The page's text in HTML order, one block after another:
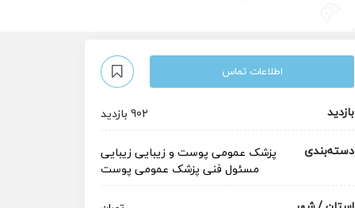
اطلاعات تماس
بازدید
902 بازدید
دسته‌بندی
پزشک عمومی پوست و زیباییزیبایی
مسئول فنی پزشک عمومی پوست